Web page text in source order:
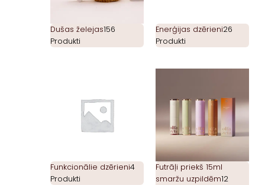
Dušas želejas156
Produkti
Enerģijas dzērieni26
Produkti
Funkcionālie dzērieni4
Produkti
Futrāļi priekš 15ml
smaržu uzpildēm12